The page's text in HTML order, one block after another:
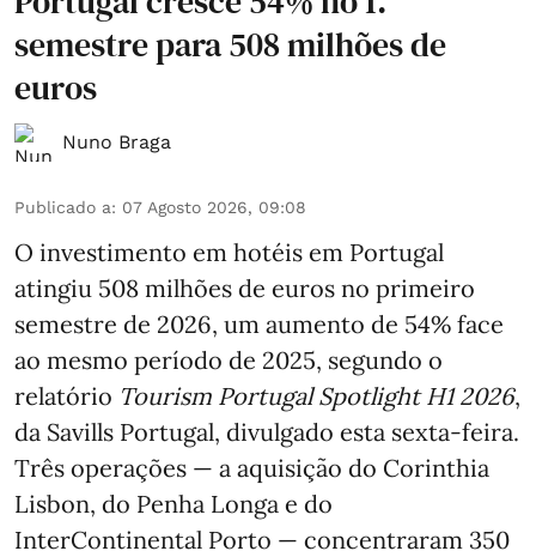
semestre para 508 milhões de
euros
Nuno Braga
Publicado a: 07 Agosto 2026, 09:08
O investimento em hotéis em Portugal
atingiu 508 milhões de euros no primeiro
semestre de 2026, um aumento de 54% face
ao mesmo período de 2025, segundo o
relatório Tourism Portugal Spotlight H1 2026,
da Savills Portugal, divulgado esta sexta-feira.
Três operações — a aquisição do Corinthia
Lisbon, do Penha Longa e do
InterContinental Porto — concentraram 350